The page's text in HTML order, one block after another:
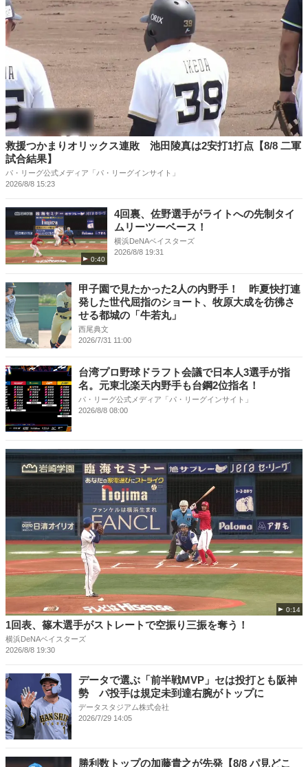
救援つかまりオリックス連敗 池田陵真は2安打1打点【8/8 二軍
試合結果】
パ・リーグ公式メディア「パ・リーグインサイト」
2026/8/8 15:23
0:40
4回裏、佐野選手がライトへの先制タイ
ムリーツーベース！
横浜DeNAベイスターズ
2026/8/8 19:31
甲子園で見たかった2人の内野手！ 昨夏快打連
発した世代屈指のショート、牧原大成を彷彿さ
せる都城の「牛若丸」
西尾典文
2026/7/31 11:00
台湾プロ野球ドラフト会議で日本人3選手が指
名。元東北楽天内野手も台鋼2位指名！
パ・リーグ公式メディア「パ・リーグインサイト」
2026/8/8 08:00
0:14
1回表、篠木選手がストレートで空振り三振を奪う！
横浜DeNAベイスターズ
2026/8/8 19:30
データで選ぶ「前半戦MVP」セは投打とも阪神
勢 パ投手は規定未到達右腕がトップに
データスタジアム株式会社
2026/7/29 14:05
勝利数トップの加藤貴之が先発【8/8 パ見どこ